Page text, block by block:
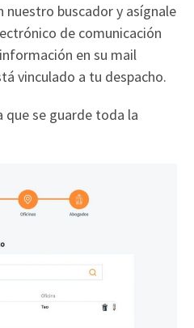
nuestro buscador y asígnale
de comunicación
en su mail
vinculado a tu despacho.
que se guarde toda la